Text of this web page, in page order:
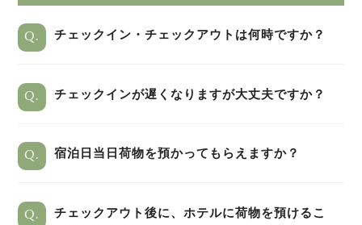
Q. チェックイン・チェックアウトは何時ですか？
Q. チェックインが遅くなりますが大丈夫ですか？
Q. 宿泊日当日荷物を預かってもらえますか？
Q.
チェックアウト後に、ホテルに荷物を預けるこ